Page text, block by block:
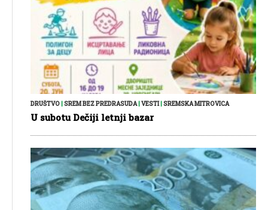
DRUŠTVO|SREM BEZ PREDRASUDA|VESTI|SREMSKA MITROVICA
U subotu Dečiji letnji bazar